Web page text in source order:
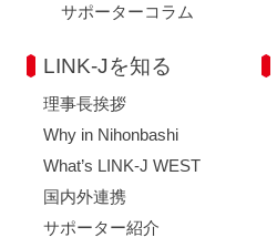
サポーターコラム
LINK-Jを知る
理事長挨拶
Why in Nihonbashi
What’s LINK-J WEST
国内外連携
サポーター紹介